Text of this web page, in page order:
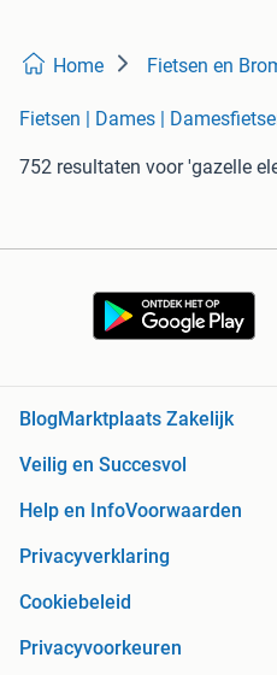
Home Fietsen en
Fietsen | Dames |
752 resultaten voor 'gazelle
Blog Marktplaats Zakelijk
Veilig en Succesvol
Help en InfoVoorwaarden
Privacyverklaring
Cookiebeleid
Privacyvoorkeuren